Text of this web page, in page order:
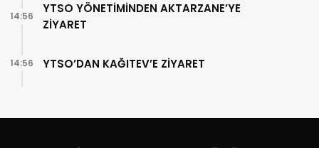
YTSO YÖNETİMİNDEN AKTARZANE’YE
ZİYARET
14:56
YTSO’DAN KAĞITEV’E ZİYARET
14:56